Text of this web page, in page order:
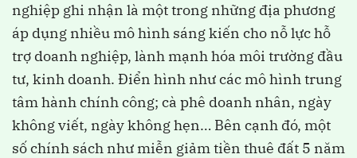
nghiệp ghi nhận là một trong những địa phương
áp dụng nhiều mô hình sáng kiến cho nỗ lực hỗ
trợ doanh nghiệp, lành mạnh hóa môi trường đầu
tư, kinh doanh. Điển hình như các mô hình trung
tâm hành chính công; cà phê doanh nhân, ngày
không viết, ngày không hẹn… Bên cạnh đó, một
số chính sách như miễn giảm tiền thuê đất 5 năm